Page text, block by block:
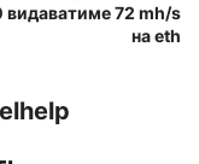
видаватиме 72 mh/s
на eth